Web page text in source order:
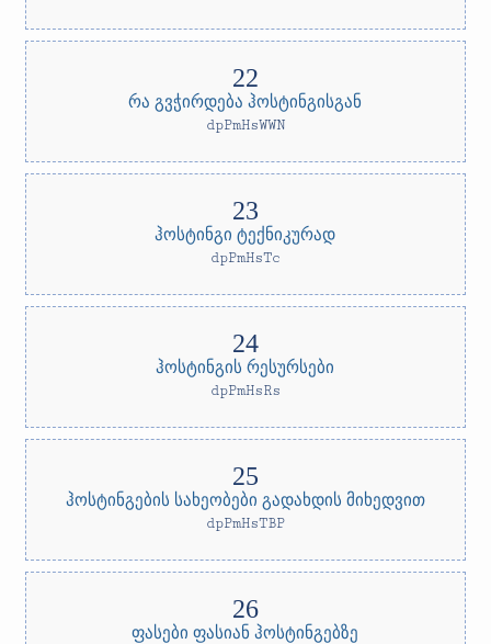
რა გვჭირდება ჰოსტინგისგან
dpPmHsWWN
ჰოსტინგი ტექნიკურად
dpPmHsTc
ჰოსტინგის რესურსები
dpPmHsRs
ჰოსტინგების სახეობები გადახდის მიხედვით
dpPmHsTBP
ფასები ფასიან ჰოსტინგებზე